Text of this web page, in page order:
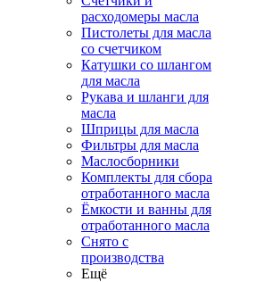
расходомеры масла
Пистолеты для масла
со счетчиком
Катушки со шлангом
для масла
Рукава и шланги для
масла
Шприцы для масла
Фильтры для масла
Маслосборники
Комплекты для сбора
отработанного масла
Ёмкости и ванны для
отработанного масла
Снято с
производства
Ещё